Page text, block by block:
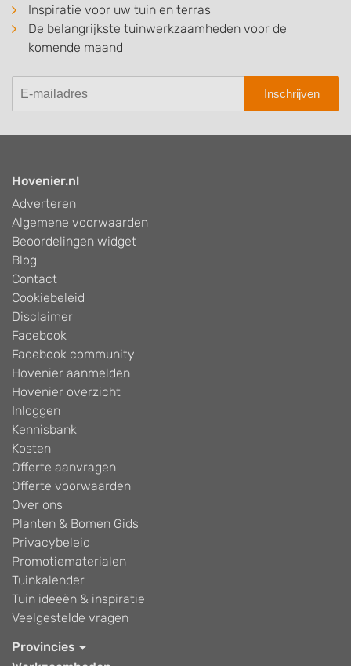
Inspiratie voor uw tuin en terras
De belangrijkste tuinwerkzaamheden voor de
komende maand
Inschrijven
Hovenier.nl
Adverteren
Algemene voorwaarden
Beoordelingen widget
Blog
Contact
Cookiebeleid
Disclaimer
Facebook
Facebook community
Hovenier aanmelden
Hovenier overzicht
Inloggen
Kennisbank
Kosten
Offerte aanvragen
Offerte voorwaarden
Over ons
Planten & Bomen Gids
Privacybeleid
Promotiematerialen
Tuinkalender
Tuin ideeën & inspiratie
Veelgestelde vragen
Provincies